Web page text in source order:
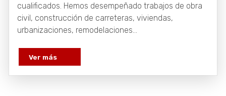
cualificados. Hemos desempeñado trabajos de obra
civil, construcción de carreteras, viviendas,
urbanizaciones, remodelaciones...
Ver más